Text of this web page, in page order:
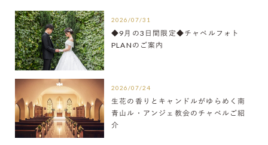
2026/07/31
◆9月の3日間限定◆チャペルフォト
PLANのご案内
2026/07/24
生花の香りとキャンドルがゆらめく南
青山ル・アンジェ教会のチャペルご紹
介